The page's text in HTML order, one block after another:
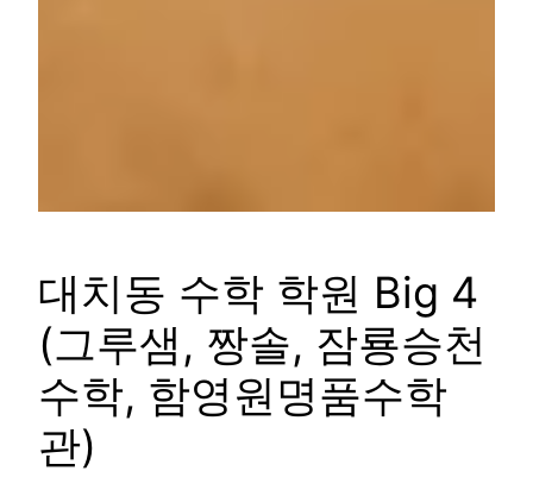
대치동 수학 학원 Big 4
(그루샘, 짱솔, 잠룡승천
수학, 함영원명품수학
관)